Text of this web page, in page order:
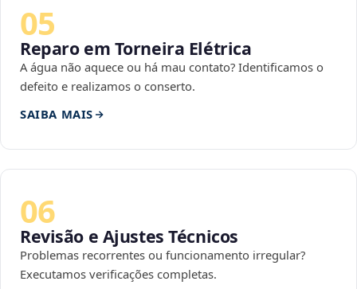
05
Reparo em Torneira Elétrica
A água não aquece ou há mau contato? Identificamos o
defeito e realizamos o conserto.
SAIBA MAIS
06
Revisão e Ajustes Técnicos
Problemas recorrentes ou funcionamento irregular?
Executamos verificações completas.